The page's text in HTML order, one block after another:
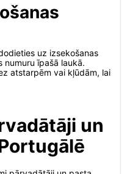
uz izsekošanas
numuru īpašā laukā.
atstarpēm vai kļūdām, lai
un